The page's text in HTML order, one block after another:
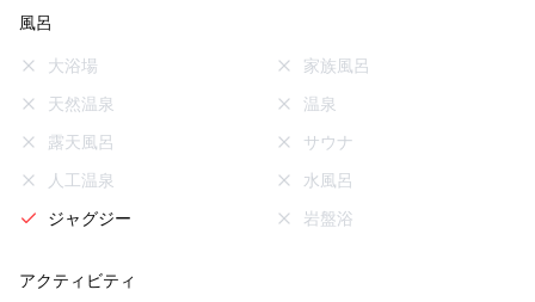
風呂
大浴場
家族風呂
天然温泉
温泉
露天風呂
サウナ
人工温泉
水風呂
ジャグジー
岩盤浴
アクティビティ